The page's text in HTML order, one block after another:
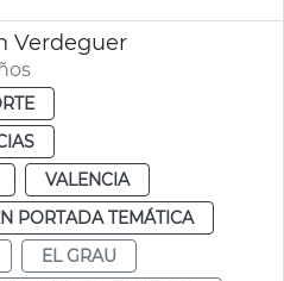
Verdeguer
VALENCIA
PORTADA TEMÁTICA
EL GRAU